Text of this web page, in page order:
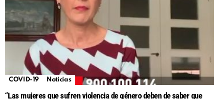
COVID-19 Noticias
“Las mujeres que sufren violencia de género deben de saber que